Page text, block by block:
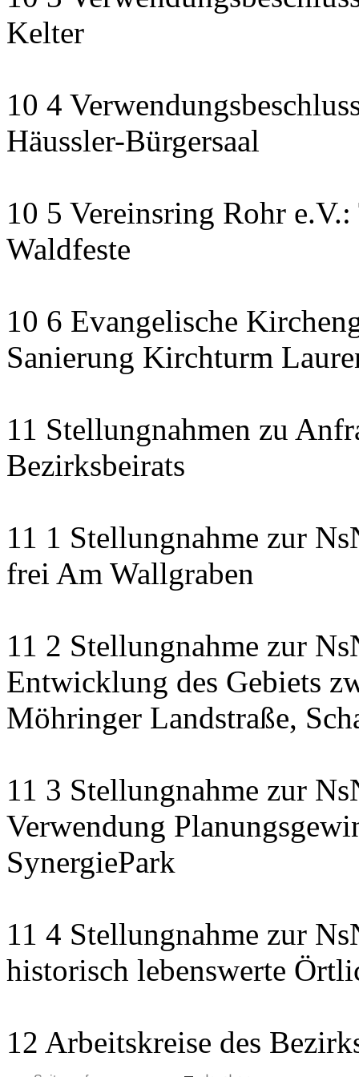
Kelter
10 4
Häussler-Bürgersaal
10 5 Vereinsring Rohr
Waldfeste
10 6 Evangelische
Sanierung Kirchturm
11 Stellungnahmen zu
Bezirksbeirats
11 1 Stellungnahme zur
frei Am Wallgraben
11 2 Stellungnahme zur
Entwicklung des Gebiets
Möhringer Landstraße,
11 3 Stellungnahme zur
Verwendung
SynergiePark
11 4 Stellungnahme zur
historisch lebenswerte
12 Arbeitskreise des